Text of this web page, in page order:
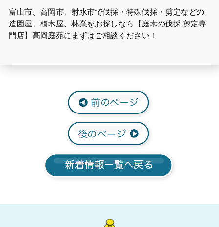
富山市、高岡市、射水市で伐採・特殊伐採・剪定などの
造園屋、植木屋、林業をお探しなら【庭木の伐採 剪定専
門店】高岡庭苑にまずはご相談ください！